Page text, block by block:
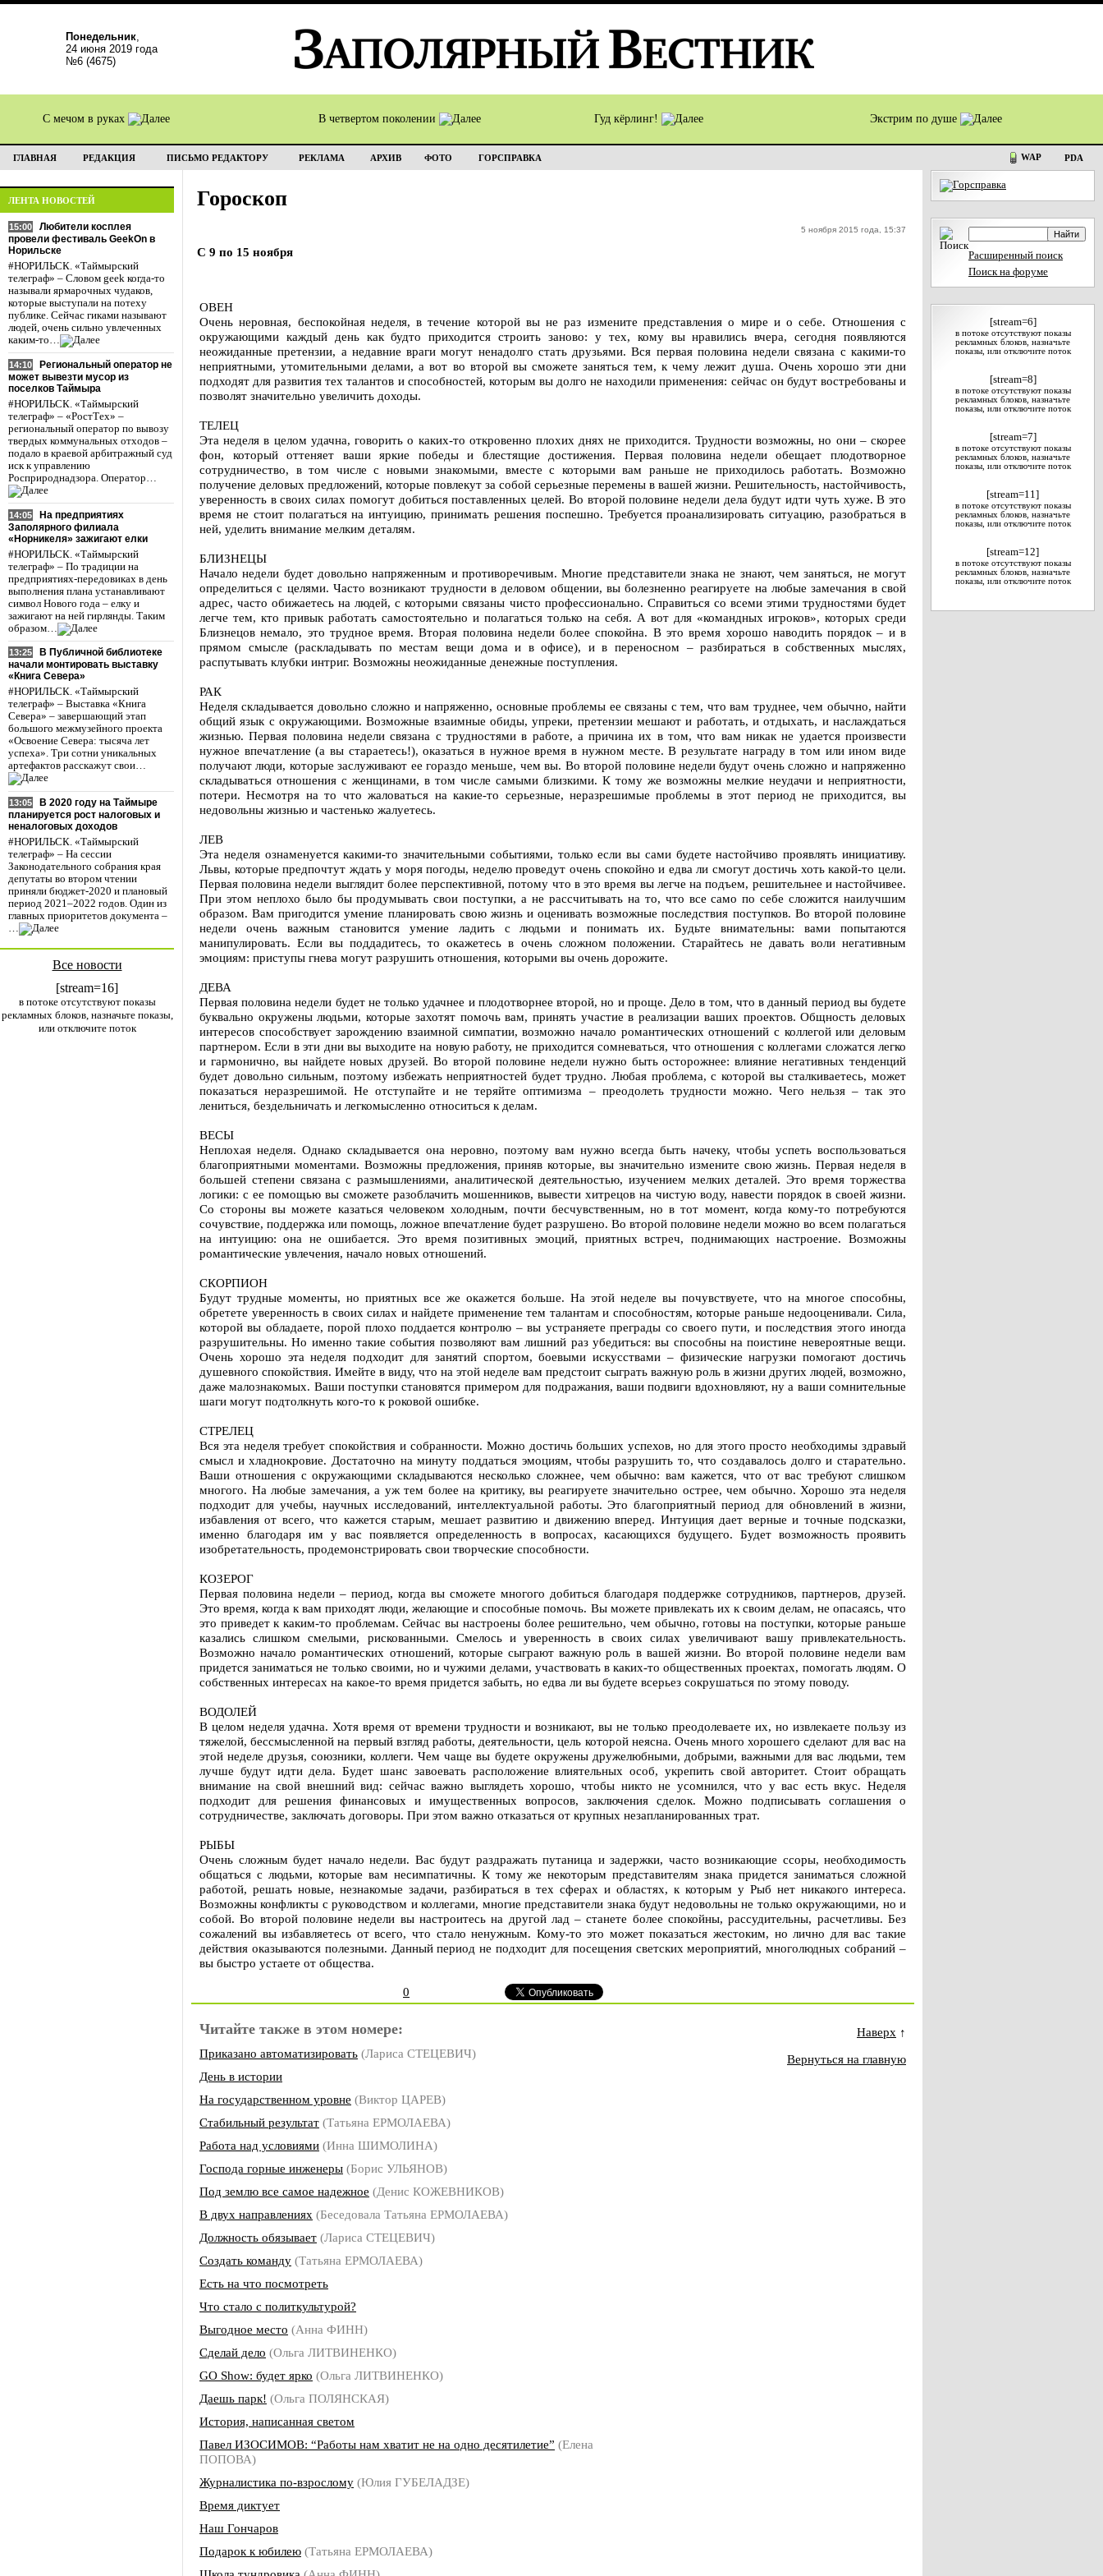
Понедельник,
24 июня 2019 года
№6 (4675)
С мечом в руках В четвертом поколении Гуд кёрлинг! Экстрим по душе
ГЛАВНАЯ РЕДАКЦИЯ ПИСЬМО РЕДАКТОРУ РЕКЛАМА АРХИВ ФОТО ГОРСПРАВКА WAP PDA
ЛЕНТА НОВОСТЕЙ
15:00
Любители косплея
провели фестиваль GeekOn в
Норильске
#НОРИЛЬСК. «Таймырский
телеграф» – Словом geek когда-то
называли ярмарочных чудаков,
которые выступали на потеху
публике. Сейчас гиками называют
людей, очень сильно увлеченных
каким-то…
14:10
Региональный оператор не
может вывезти мусор из
поселков Таймыра
#НОРИЛЬСК. «Таймырский
телеграф» – «РостТех» –
региональный оператор по вывозу
твердых коммунальных отходов –
подало в краевой арбитражный суд
иск к управлению
Росприроднадзора. Оператор…
14:05
На предприятиях
Заполярного филиала
«Норникеля» зажигают елки
#НОРИЛЬСК. «Таймырский
телеграф» – По традиции на
предприятиях-передовиках в день
выполнения плана устанавливают
символ Нового года – елку и
зажигают на ней гирлянды. Таким
образом…
13:25
В Публичной библиотеке
начали монтировать выставку
«Книга Севера»
#НОРИЛЬСК. «Таймырский
телеграф» – Выставка «Книга
Севера» – завершающий этап
большого межмузейного проекта
«Освоение Севера: тысяча лет
успеха». Три сотни уникальных
артефактов расскажут свои…
13:05
В 2020 году на Таймыре
планируется рост налоговых и
неналоговых доходов
#НОРИЛЬСК. «Таймырский
телеграф» – На сессии
Законодательного собрания края
депутаты во втором чтении
приняли бюджет-2020 и плановый
период 2021–2022 годов. Один из
главных приоритетов документа –
…
Все новости
[stream=16]
в потоке отсутствуют показы
рекламных блоков, назначьте показы,
или отключите поток
Гороскоп
5 ноября 2015 года, 15:37
С 9 по 15 ноября
ОВЕН
Очень неровная, беспокойная неделя, в течение которой вы не раз измените представления о мире и о себе. Отношения с
окружающими каждый день как будто приходится строить заново: у тех, кому вы нравились вчера, сегодня появляются
неожиданные претензии, а недавние враги могут ненадолго стать друзьями. Вся первая половина недели связана с какими-то
неприятными, утомительными делами, а вот во второй вы сможете заняться тем, к чему лежит душа. Очень хорошо эти дни
подходят для развития тех талантов и способностей, которым вы долго не находили применения: сейчас он будут востребованы и
позволят значительно увеличить доходы.
ТЕЛЕЦ
Эта неделя в целом удачна, говорить о каких-то откровенно плохих днях не приходится. Трудности возможны, но они – скорее
фон, который оттеняет ваши яркие победы и блестящие достижения. Первая половина недели обещает плодотворное
сотрудничество, в том числе с новыми знакомыми, вместе с которыми вам раньше не приходилось работать. Возможно
получение деловых предложений, которые повлекут за собой серьезные перемены в вашей жизни. Решительность, настойчивость,
уверенность в своих силах помогут добиться поставленных целей. Во второй половине недели дела будут идти чуть хуже. В это
время не стоит полагаться на интуицию, принимать решения поспешно. Требуется проанализировать ситуацию, разобраться в
ней, уделить внимание мелким деталям.
БЛИЗНЕЦЫ
Начало недели будет довольно напряженным и противоречивым. Многие представители знака не знают, чем заняться, не могут
определиться с целями. Часто возникают трудности в деловом общении, вы болезненно реагируете на любые замечания в свой
адрес, часто обижаетесь на людей, с которыми связаны чисто профессионально. Справиться со всеми этими трудностями будет
легче тем, кто привык работать самостоятельно и полагаться только на себя. А вот для «командных игроков», которых среди
Близнецов немало, это трудное время. Вторая половина недели более спокойна. В это время хорошо наводить порядок – и в
прямом смысле (раскладывать по местам вещи дома и в офисе), и в переносном – разбираться в собственных мыслях,
распутывать клубки интриг. Возможны неожиданные денежные поступления.
РАК
Неделя складывается довольно сложно и напряженно, основные проблемы ее связаны с тем, что вам труднее, чем обычно, найти
общий язык с окружающими. Возможные взаимные обиды, упреки, претензии мешают и работать, и отдыхать, и наслаждаться
жизнью. Первая половина недели связана с трудностями в работе, а причина их в том, что вам никак не удается произвести
нужное впечатление (а вы стараетесь!), оказаться в нужное время в нужном месте. В результате награду в том или ином виде
получают люди, которые заслуживают ее гораздо меньше, чем вы. Во второй половине недели будут очень сложно и напряженно
складываться отношения с женщинами, в том числе самыми близкими. К тому же возможны мелкие неудачи и неприятности,
потери. Несмотря на то что жаловаться на какие-то серьезные, неразрешимые проблемы в этот период не приходится, вы
недовольны жизнью и частенько жалуетесь.
ЛЕВ
Эта неделя ознаменуется какими-то значительными событиями, только если вы сами будете настойчиво проявлять инициативу.
Львы, которые предпочтут ждать у моря погоды, неделю проведут очень спокойно и едва ли смогут достичь хоть какой-то цели.
Первая половина недели выглядит более перспективной, потому что в это время вы легче на подъем, решительнее и настойчивее.
При этом неплохо было бы продумывать свои поступки, а не рассчитывать на то, что все само по себе сложится наилучшим
образом. Вам пригодится умение планировать свою жизнь и оценивать возможные последствия поступков. Во второй половине
недели очень важным становится умение ладить с людьми и понимать их. Будьте внимательны: вами попытаются
манипулировать. Если вы поддадитесь, то окажетесь в очень сложном положении. Старайтесь не давать воли негативным
эмоциям: приступы гнева могут разрушить отношения, которыми вы очень дорожите.
ДЕВА
Первая половина недели будет не только удачнее и плодотворнее второй, но и проще. Дело в том, что в данный период вы будете
буквально окружены людьми, которые захотят помочь вам, принять участие в реализации ваших проектов. Общность деловых
интересов способствует зарождению взаимной симпатии, возможно начало романтических отношений с коллегой или деловым
партнером. Если в эти дни вы выходите на новую работу, не приходится сомневаться, что отношения с коллегами сложатся легко
и гармонично, вы найдете новых друзей. Во второй половине недели нужно быть осторожнее: влияние негативных тенденций
будет довольно сильным, поэтому избежать неприятностей будет трудно. Любая проблема, с которой вы сталкиваетесь, может
показаться неразрешимой. Не отступайте и не теряйте оптимизма – преодолеть трудности можно. Чего нельзя – так это
лениться, бездельничать и легкомысленно относиться к делам.
ВЕСЫ
Неплохая неделя. Однако складывается она неровно, поэтому вам нужно всегда быть начеку, чтобы успеть воспользоваться
благоприятными моментами. Возможны предложения, приняв которые, вы значительно измените свою жизнь. Первая неделя в
большей степени связана с размышлениями, аналитической деятельностью, изучением мелких деталей. Это время торжества
логики: с ее помощью вы сможете разоблачить мошенников, вывести хитрецов на чистую воду, навести порядок в своей жизни.
Со стороны вы можете казаться человеком холодным, почти бесчувственным, но в тот момент, когда кому-то потребуются
сочувствие, поддержка или помощь, ложное впечатление будет разрушено. Во второй половине недели можно во всем полагаться
на интуицию: она не ошибается. Это время позитивных эмоций, приятных встреч, поднимающих настроение. Возможны
романтические увлечения, начало новых отношений.
СКОРПИОН
Будут трудные моменты, но приятных все же окажется больше. На этой неделе вы почувствуете, что на многое способны,
обретете уверенность в своих силах и найдете применение тем талантам и способностям, которые раньше недооценивали. Сила,
которой вы обладаете, порой плохо поддается контролю – вы устраняете преграды со своего пути, и последствия этого иногда
разрушительны. Но именно такие события позволяют вам лишний раз убедиться: вы способны на поистине невероятные вещи.
Очень хорошо эта неделя подходит для занятий спортом, боевыми искусствами – физические нагрузки помогают достичь
душевного спокойствия. Имейте в виду, что на этой неделе вам предстоит сыграть важную роль в жизни других людей, возможно,
даже малознакомых. Ваши поступки становятся примером для подражания, ваши подвиги вдохновляют, ну а ваши сомнительные
шаги могут подтолкнуть кого-то к роковой ошибке.
СТРЕЛЕЦ
Вся эта неделя требует спокойствия и собранности. Можно достичь больших успехов, но для этого просто необходимы здравый
смысл и хладнокровие. Достаточно на минуту поддаться эмоциям, чтобы разрушить то, что создавалось долго и старательно.
Ваши отношения с окружающими складываются несколько сложнее, чем обычно: вам кажется, что от вас требуют слишком
многого. На любые замечания, а уж тем более на критику, вы реагируете значительно острее, чем обычно. Хорошо эта неделя
подходит для учебы, научных исследований, интеллектуальной работы. Это благоприятный период для обновлений в жизни,
избавления от всего, что кажется старым, мешает развитию и движению вперед. Интуиция дает верные и точные подсказки,
именно благодаря им у вас появляется определенность в вопросах, касающихся будущего. Будет возможность проявить
изобретательность, продемонстрировать свои творческие способности.
КОЗЕРОГ
Первая половина недели – период, когда вы сможете многого добиться благодаря поддержке сотрудников, партнеров, друзей.
Это время, когда к вам приходят люди, желающие и способные помочь. Вы можете привлекать их к своим делам, не опасаясь, что
это приведет к каким-то проблемам. Сейчас вы настроены более решительно, чем обычно, готовы на поступки, которые раньше
казались слишком смелыми, рискованными. Смелось и уверенность в своих силах увеличивают вашу привлекательность.
Возможно начало романтических отношений, которые сыграют важную роль в вашей жизни. Во второй половине недели вам
придется заниматься не только своими, но и чужими делами, участвовать в каких-то общественных проектах, помогать людям. О
собственных интересах на какое-то время придется забыть, но едва ли вы будете всерьез сокрушаться по этому поводу.
ВОДОЛЕЙ
В целом неделя удачна. Хотя время от времени трудности и возникают, вы не только преодолеваете их, но извлекаете пользу из
тяжелой, бессмысленной на первый взгляд работы, деятельности, цель которой неясна. Очень много хорошего сделают для вас на
этой неделе друзья, союзники, коллеги. Чем чаще вы будете окружены дружелюбными, добрыми, важными для вас людьми, тем
лучше будут идти дела. Будет шанс завоевать расположение влиятельных особ, укрепить свой авторитет. Стоит обращать
внимание на свой внешний вид: сейчас важно выглядеть хорошо, чтобы никто не усомнился, что у вас есть вкус. Неделя
подходит для решения финансовых и имущественных вопросов, заключения сделок. Можно подписывать соглашения о
сотрудничестве, заключать договоры. При этом важно отказаться от крупных незапланированных трат.
РЫБЫ
Очень сложным будет начало недели. Вас будут раздражать путаница и задержки, часто возникающие ссоры, необходимость
общаться с людьми, которые вам несимпатичны. К тому же некоторым представителям знака придется заниматься сложной
работой, решать новые, незнакомые задачи, разбираться в тех сферах и областях, к которым у Рыб нет никакого интереса.
Возможны конфликты с руководством и коллегами, многие представители знака будут недовольны не только окружающими, но и
собой. Во второй половине недели вы настроитесь на другой лад – станете более спокойны, рассудительны, расчетливы. Без
сожалений вы избавляетесь от всего, что стало ненужным. Кому-то это может показаться жестоким, но лично для вас такие
действия оказываются полезными. Данный период не подходит для посещения светских мероприятий, многолюдных собраний –
вы быстро устаете от общества.
0
Читайте также в этом номере:
Приказано автоматизировать (Лариса СТЕЦЕВИЧ)
День в истории
На государственном уровне (Виктор ЦАРЕВ)
Стабильный результат (Татьяна ЕРМОЛАЕВА)
Работа над условиями (Инна ШИМОЛИНА)
Господа горные инженеры (Борис УЛЬЯНОВ)
Под землю все самое надежное (Денис КОЖЕВНИКОВ)
В двух направлениях (Беседовала Татьяна ЕРМОЛАЕВА)
Должность обязывает (Лариса СТЕЦЕВИЧ)
Создать команду (Татьяна ЕРМОЛАЕВА)
Есть на что посмотреть
Что стало с политкультурой?
Выгодное место (Анна ФИНН)
Сделай дело (Ольга ЛИТВИНЕНКО)
GO Show: будет ярко (Ольга ЛИТВИНЕНКО)
Даешь парк! (Ольга ПОЛЯНСКАЯ)
История, написанная светом
Павел ИЗОСИМОВ: “Работы нам хватит не на одно десятилетие” (Елена
ПОПОВА)
Журналистика по-взрослому (Юлия ГУБЕЛАДЗЕ)
Время диктует
Наш Гончаров
Подарок к юбилею (Татьяна ЕРМОЛАЕВА)
Наверх ↑
Вернуться на главную
Расширенный поиск
Поиск на форуме
[stream=6]
в потоке отсутствуют показы
рекламных блоков, назначьте
показы, или отключите поток
[stream=8]
в потоке отсутствуют показы
рекламных блоков, назначьте
показы, или отключите поток
[stream=7]
в потоке отсутствуют показы
рекламных блоков, назначьте
показы, или отключите поток
[stream=11]
в потоке отсутствуют показы
рекламных блоков, назначьте
показы, или отключите поток
[stream=12]
в потоке отсутствуют показы
рекламных блоков, назначьте
показы, или отключите поток